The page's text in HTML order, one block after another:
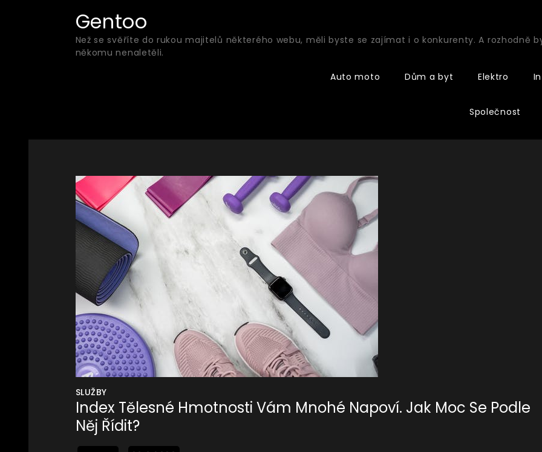
Gentoo
Než se svěříte do rukou majitelů některého webu, měli byste se zajímat i o konkurenty. A rozhodně
někomu nenaletěli.
Auto moto
Dům a byt Elektro
Společnost
SLUŽBY
Index Tělesné Hmotnosti Vám Mnohé Napoví. Jak Moc Se Podle
Něj Řídit?